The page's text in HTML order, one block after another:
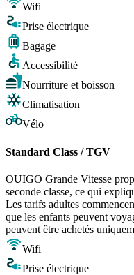
Wifi
Prise électrique
Bagage
Accessibilité
Nourriture et boisson
Climatisation
Vélo
Standard Class / TGV
OUIGO Grande Vitesse
seconde classe, ce qui
Les tarifs adultes
que les enfants peuvent
peuvent être achetés
Wifi
Prise électrique